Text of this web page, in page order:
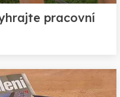
pracovní